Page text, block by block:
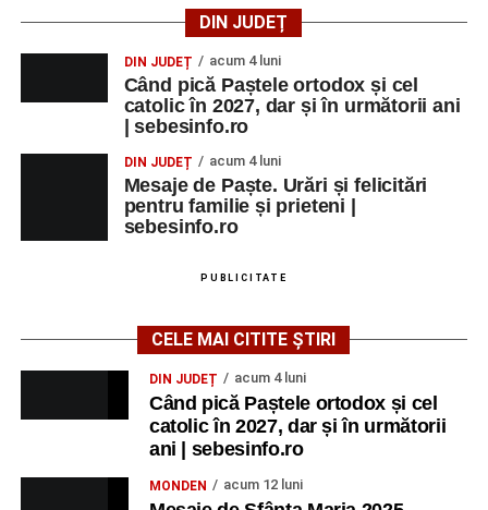
DIN JUDEȚ
DIN JUDEȚ acum 4 luni
Când pică Paștele ortodox și cel
catolic în 2027, dar și în următorii ani
| sebesinfo.ro
DIN JUDEȚ acum 4 luni
Mesaje de Paște. Urări și felicitări
pentru familie și prieteni |
sebesinfo.ro
PUBLICITATE
CELE MAI CITITE ȘTIRI
DIN JUDEȚ acum 4 luni
Când pică Paștele ortodox și cel
catolic în 2027, dar și în următorii
ani | sebesinfo.ro
MONDEN acum 12 luni